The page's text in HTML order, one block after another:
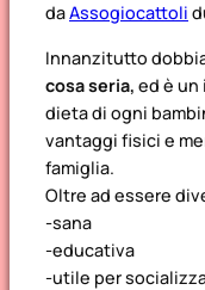
daAssogiocattoli
Innanzitutto
cosa seria, ed è
dieta di ogni
vantaggi fisici e
famiglia.
Oltre ad essere
-sana
-educativa
-utile per